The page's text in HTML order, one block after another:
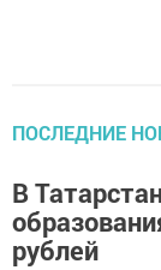
ПОСЛЕДНИЕ
В
рублей